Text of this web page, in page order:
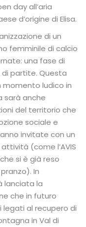
day all’aria
d’origine di Elisa.
di un
femminile di calcio
una fase di
partite. Questa
momento ludico in
sarà anche
del territorio che
sociale e
invitate con un
(come l’AVIS
si è già reso
In
lanciata la
che in futuro
al recupero di
in Val di